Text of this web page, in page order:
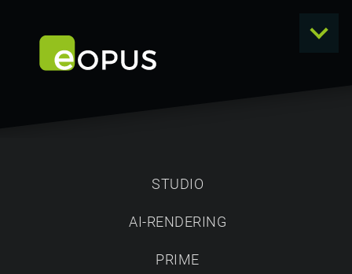
STUDIO
AI-RENDERING
PRIME